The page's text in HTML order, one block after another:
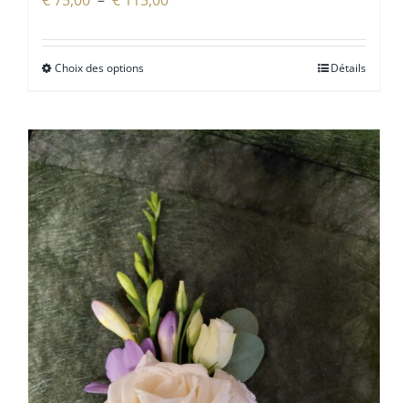
prix :
€ 115,00
Choix des options Détails